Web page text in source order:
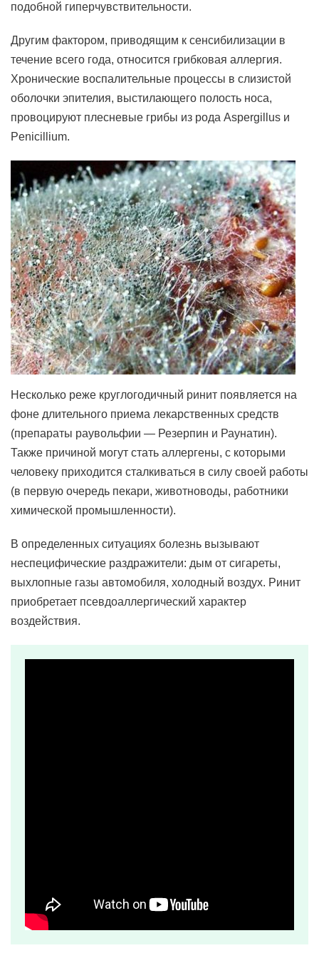
подобной гиперчувствительности.
Другим фактором, приводящим к сенсибилизации в
течение всего года, относится грибковая аллергия.
Хронические воспалительные процессы в слизистой
оболочки эпителия, выстилающего полость носа,
провоцируют плесневые грибы из рода Aspergillus и
Penicillium.
Несколько реже круглогодичный ринит появляется на
фоне длительного приема лекарственных средств
(препараты раувольфии — Резерпин и Раунатин).
Также причиной могут стать аллергены, с которыми
человеку приходится сталкиваться в силу своей работы
(в первую очередь пекари, животноводы, работники
химической промышленности).
В определенных ситуациях болезнь вызывают
неспецифические раздражители: дым от сигареты,
выхлопные газы автомобиля, холодный воздух. Ринит
приобретает псевдоаллергический характер
воздействия.